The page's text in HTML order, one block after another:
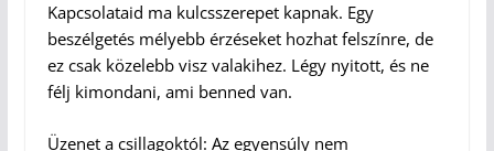
Kapcsolataid ma kulcsszerepet kapnak. Egy
beszélgetés mélyebb érzéseket hozhat felszínre, de
ez csak közelebb visz valakihez. Légy nyitott, és ne
félj kimondani, ami benned van.
Üzenet a csillagoktól: Az egyensúly nem